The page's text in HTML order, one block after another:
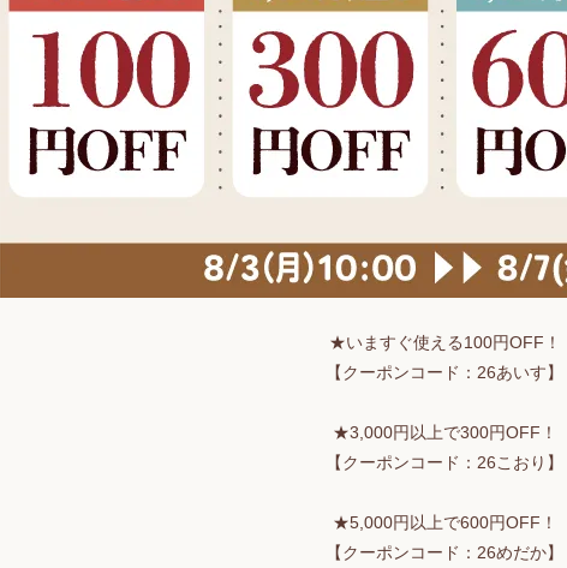
★いますぐ使える100円OFF！
【クーポンコード：26あいす】
★3,000円以上で300円OFF！
【クーポンコード：26こおり】
★5,000円以上で600円OFF！
【クーポンコード：26めだか】